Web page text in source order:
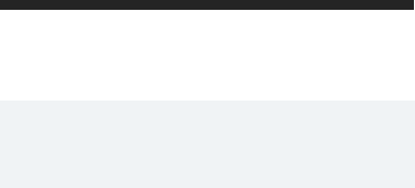
post: